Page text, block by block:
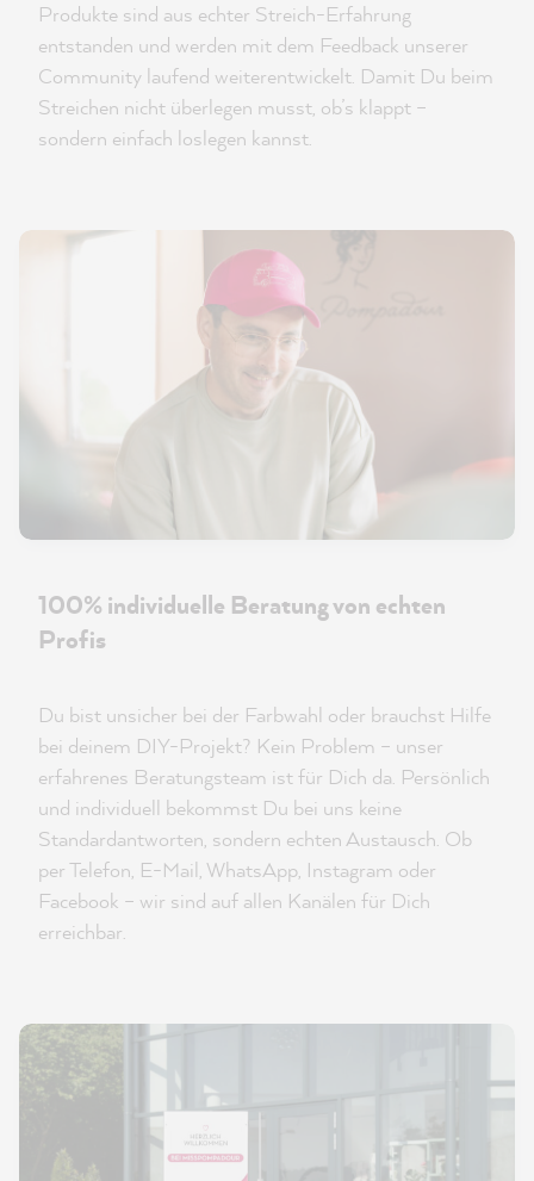
Produkte sind aus echter Streich-Erfahrung
entstanden und werden mit dem Feedback unserer
Community laufend weiterentwickelt. Damit Du beim
Streichen nicht überlegen musst, ob’s klappt –
sondern einfach loslegen kannst.
100% individuelle Beratung von echten
Profis
Du bist unsicher bei der Farbwahl oder brauchst Hilfe
bei deinem DIY-Projekt? Kein Problem – unser
erfahrenes Beratungsteam ist für Dich da. Persönlich
und individuell bekommst Du bei uns keine
Standardantworten, sondern echten Austausch. Ob
per Telefon, E-Mail, WhatsApp, Instagram oder
Facebook – wir sind auf allen Kanälen für Dich
erreichbar.